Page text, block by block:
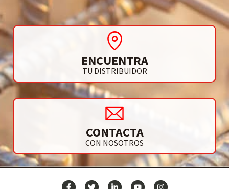
ENCUENTRA
TU DISTRIBUIDOR
CONTACTA
CON NOSOTROS